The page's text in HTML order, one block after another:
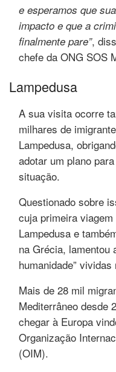
e esperamos que
impacto e que a
finalmente pare”,
chefe da ONG SOS
Lampedusa
A sua visita ocorre
milhares de
Lampedusa,
adotar um plano
situação.
Questionado sobre
cuja primeira
Lampedusa e
na Grécia, lamentou
humanidade”
Mais de 28 mil
Mediterrâneo desde
chegar à Europa
Organização
(OIM).